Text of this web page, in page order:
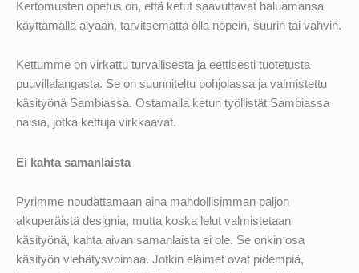
Kertomusten opetus on, että ketut saavuttavat haluamansa
käyttämällä älyään, tarvitsematta olla nopein, suurin tai vahvin.
Kettumme on virkattu turvallisesta ja eettisesti tuotetusta
puuvillalangasta. Se on suunniteltu pohjolassa ja valmistettu
käsityönä Sambiassa. Ostamalla ketun työllistät Sambiassa
naisia, jotka kettuja virkkaavat.
Ei kahta samanlaista
Pyrimme noudattamaan aina mahdollisimman paljon
alkuperäistä designia, mutta koska lelut valmistetaan
käsityönä, kahta aivan samanlaista ei ole. Se onkin osa
käsityön viehätysvoimaa. Jotkin eläimet ovat pidempiä,